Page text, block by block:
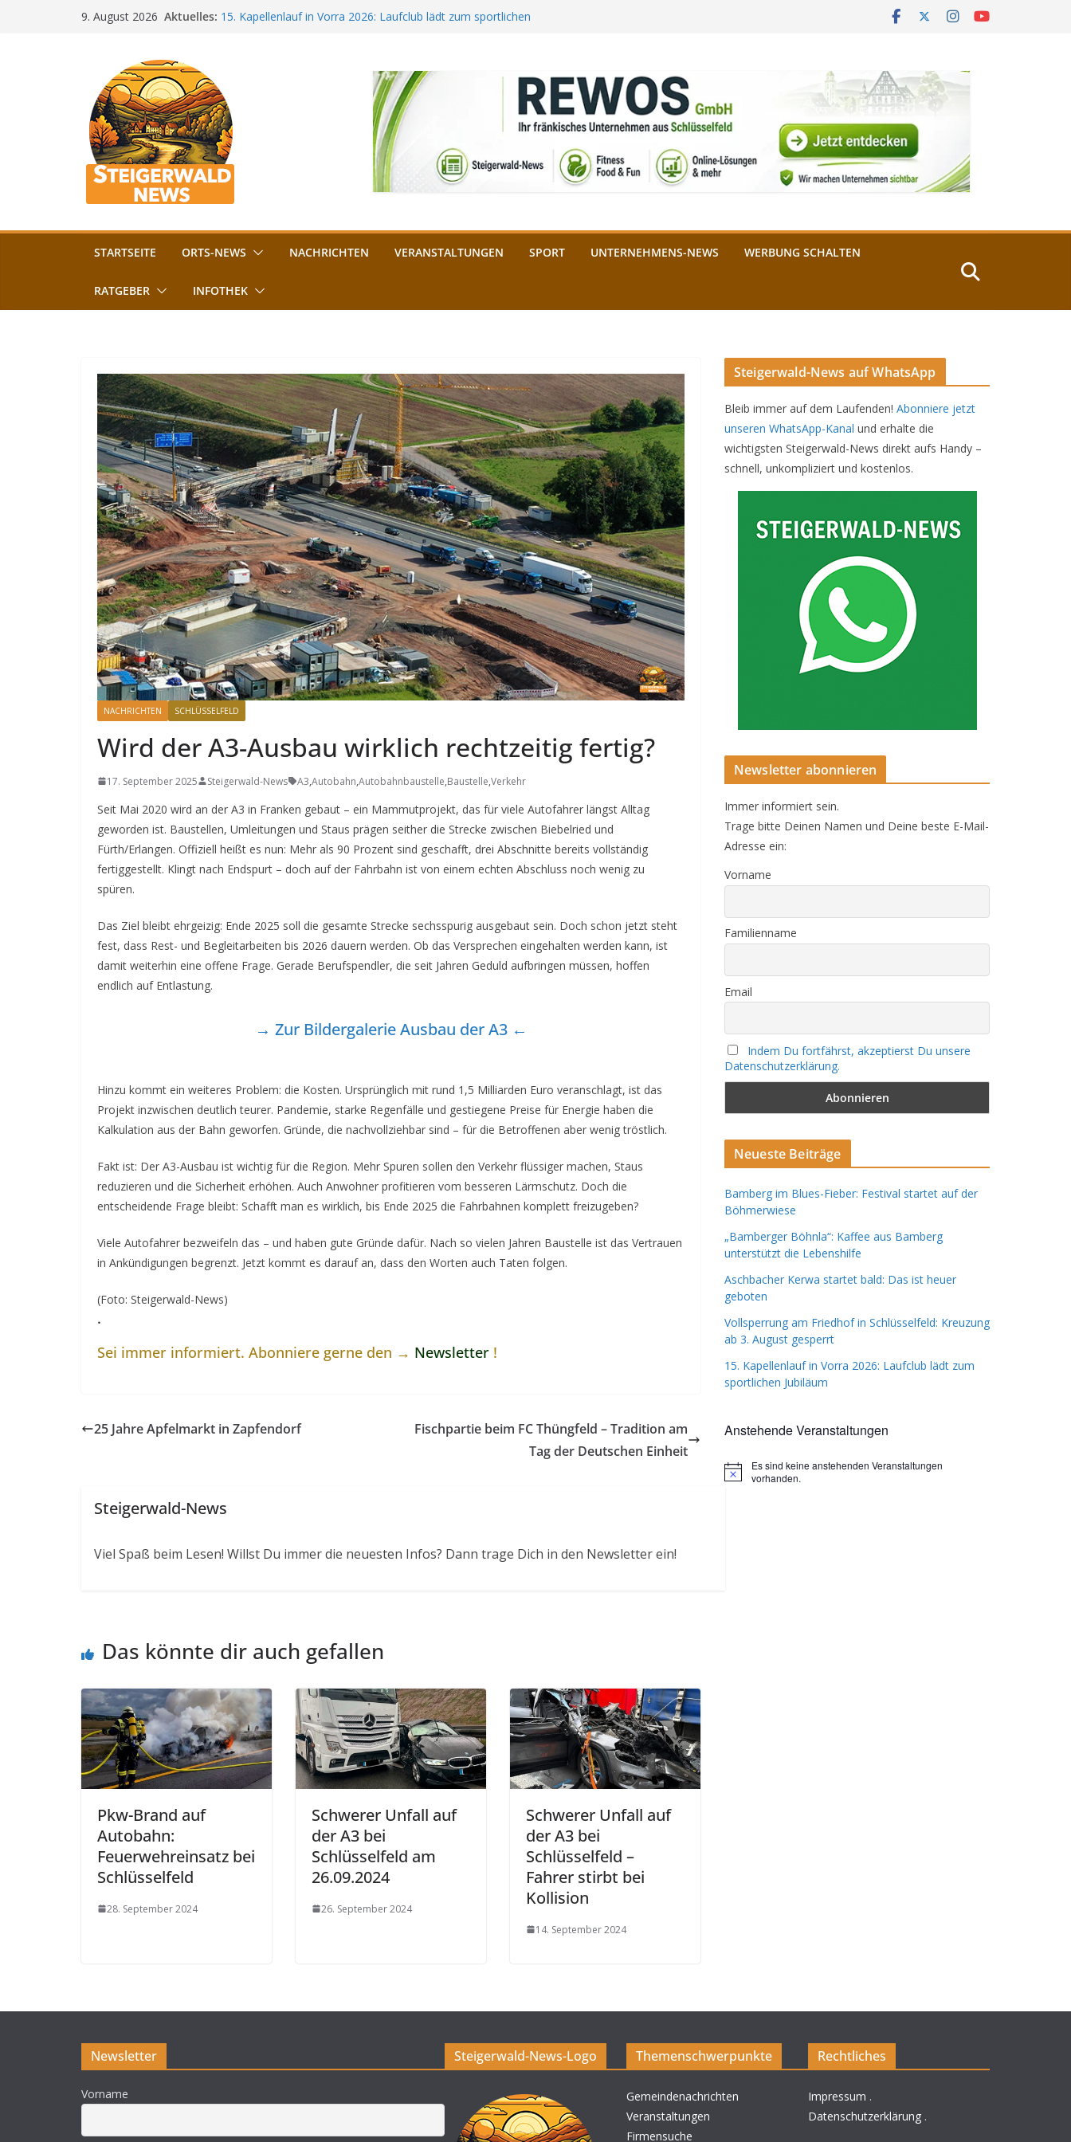
9. August 2026 Aktuelles: 15. Kapellenlauf in Vorra 2026: Laufclub lädt zum sportlichen
„Bamberger Böhnla“: Kaffee aus Bamberg unterstützt die
Lebenshilfe
Aschbacher Kerwa startet bald: Das ist heuer geboten
Vollsperrung am Friedhof in Schlüsselfeld: Kreuzung ab 3.
August gesperrt
STARTSEITE ORTS-NEWS NACHRICHTEN VERANSTALTUNGEN SPORT UNTERNEHMENS-NEWS WERBUNG SCHALTEN
RATGEBER INFOTHEK
NACHRICHTEN SCHLÜSSELFELD
Wird der A3-Ausbau wirklich rechtzeitig fertig?
17. September 2025 Steigerwald-News A3,Autobahn,Autobahnbaustelle,Baustelle,Verkehr
Seit Mai 2020 wird an der A3 in Franken gebaut – ein Mammutprojekt, das für viele Autofahrer längst Alltag
geworden ist. Baustellen, Umleitungen und Staus prägen seither die Strecke zwischen Biebelried und
Fürth/Erlangen. Offiziell heißt es nun: Mehr als 90 Prozent sind geschafft, drei Abschnitte bereits vollständig
fertiggestellt. Klingt nach Endspurt – doch auf der Fahrbahn ist von einem echten Abschluss noch wenig zu
spüren.
Das Ziel bleibt ehrgeizig: Ende 2025 soll die gesamte Strecke sechsspurig ausgebaut sein. Doch schon jetzt steht
fest, dass Rest- und Begleitarbeiten bis 2026 dauern werden. Ob das Versprechen eingehalten werden kann, ist
damit weiterhin eine offene Frage. Gerade Berufspendler, die seit Jahren Geduld aufbringen müssen, hoffen
endlich auf Entlastung.
→ Zur Bildergalerie Ausbau der A3 ←
Hinzu kommt ein weiteres Problem: die Kosten. Ursprünglich mit rund 1,5 Milliarden Euro veranschlagt, ist das
Projekt inzwischen deutlich teurer. Pandemie, starke Regenfälle und gestiegene Preise für Energie haben die
Kalkulation aus der Bahn geworfen. Gründe, die nachvollziehbar sind – für die Betroffenen aber wenig tröstlich.
Fakt ist: Der A3-Ausbau ist wichtig für die Region. Mehr Spuren sollen den Verkehr flüssiger machen, Staus
reduzieren und die Sicherheit erhöhen. Auch Anwohner profitieren vom besseren Lärmschutz. Doch die
entscheidende Frage bleibt: Schafft man es wirklich, bis Ende 2025 die Fahrbahnen komplett freizugeben?
Viele Autofahrer bezweifeln das – und haben gute Gründe dafür. Nach so vielen Jahren Baustelle ist das Vertrauen
in Ankündigungen begrenzt. Jetzt kommt es darauf an, dass den Worten auch Taten folgen.
(Foto: Steigerwald-News)
.
Sei immer informiert. Abonniere gerne den → Newsletter !
25 Jahre Apfelmarkt in Zapfendorf
Fischpartie beim FC Thüngfeld – Tradition am
Tag der Deutschen Einheit
Steigerwald-News
Viel Spaß beim Lesen! Willst Du immer die neuesten Infos? Dann trage Dich in den Newsletter ein!
Das könnte dir auch gefallen
Pkw-Brand auf
Autobahn:
Feuerwehreinsatz bei
Schlüsselfeld
28. September 2024
Schwerer Unfall auf
der A3 bei
Schlüsselfeld am
26.09.2024
26. September 2024
Schwerer Unfall auf
der A3 bei
Schlüsselfeld –
Fahrer stirbt bei
Kollision
14. September 2024
Steigerwald-News auf WhatsApp
Bleib immer auf dem Laufenden! Abonniere jetzt
unseren WhatsApp-Kanal und erhalte die
wichtigsten Steigerwald-News direkt aufs Handy –
schnell, unkompliziert und kostenlos.
Newsletter abonnieren
Immer informiert sein.
Trage bitte Deinen Namen und Deine beste E-Mail-
Adresse ein:
Vorname
Familienname
Email
Indem Du fortfährst, akzeptierst Du unsere
Datenschutzerklärung.
Neueste Beiträge
Bamberg im Blues-Fieber: Festival startet auf der
Böhmerwiese
„Bamberger Böhnla“: Kaffee aus Bamberg
unterstützt die Lebenshilfe
Aschbacher Kerwa startet bald: Das ist heuer
geboten
Vollsperrung am Friedhof in Schlüsselfeld: Kreuzung
ab 3. August gesperrt
15. Kapellenlauf in Vorra 2026: Laufclub lädt zum
sportlichen Jubiläum
Anstehende Veranstaltungen
H
Es sind keine anstehenden Veranstaltungen
vorhanden.
Newsletter
Vorname
Steigerwald-News-Logo Themenschwerpunkte
Gemeindenachrichten
Veranstaltungen
Firmensuche
Rechtliches
Impressum .
Datenschutzerklärung .